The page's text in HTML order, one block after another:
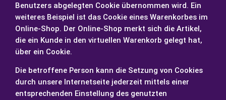
Benutzers abgelegten Cookie übernommen wird. Ein
weiteres Beispiel ist das Cookie eines Warenkorbes im
Online-Shop. Der Online-Shop merkt sich die Artikel,
die ein Kunde in den virtuellen Warenkorb gelegt hat,
über ein Cookie.
Die betroffene Person kann die Setzung von Cookies
durch unsere Internetseite jederzeit mittels einer
entsprechenden Einstellung des genutzten